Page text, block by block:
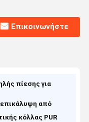
Επικοινωνήστε
πίεσης για
επικάλυψη από
κόλλας PUR